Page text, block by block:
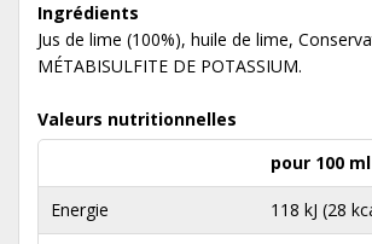
Ingrédients
Jus de lime (100%), huile de lime,
MÉTABISULFITE DE POTASSIUM.
Valeurs nutritionnelles
pour 100 ml
Energie 118 kJ (28